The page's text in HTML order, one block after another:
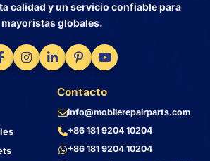
calidad y un servicio confiable para
mayoristas globales.
Contacto
info@mobilerepairparts.com
+86 181 9204 10204
+86 181 9204 10204